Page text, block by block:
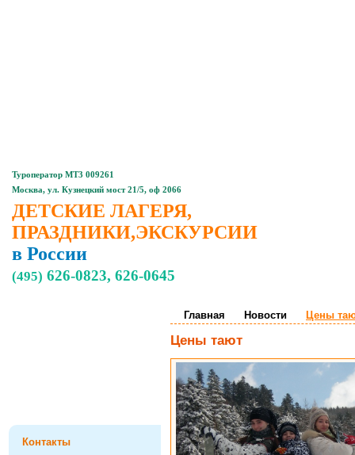
Туроператор МТ3 009261
Москва, ул. Кузнецкий мост 21/5, оф 2066
ДЕТСКИЕ ЛАГЕРЯ,
ПРАЗДНИКИ,ЭКСКУРСИИ
в России
(495) 626-0823, 626-0645
Контакты
Главная Новости Цены
Цены тают